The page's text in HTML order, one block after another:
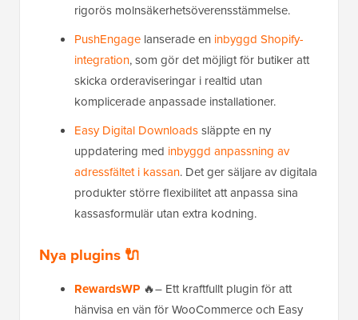
rigorös molnsäkerhetsöverensstämmelse.
PushEngage lanserade en inbyggd Shopify-
integration, som gör det möjligt för butiker att
skicka orderaviseringar i realtid utan
komplicerade anpassade installationer.
Easy Digital Downloadssläppte en ny
uppdatering med inbyggd anpassning av
adressfältet i kassan. Det ger säljare av digitala
produkter större flexibilitet att anpassa sina
kassasformulär utan extra kodning.
Nya plugins 🔌
RewardsWP 🔥– Ett kraftfullt plugin för att
hänvisa en vän för WooCommerce och Easy